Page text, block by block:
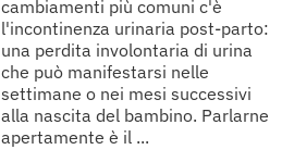
cambiamenti più comuni c'è
l'incontinenza urinaria post-parto:
una perdita involontaria di urina
che può manifestarsi nelle
settimane o nei mesi successivi
alla nascita del bambino. Parlarne
apertamente è il ...